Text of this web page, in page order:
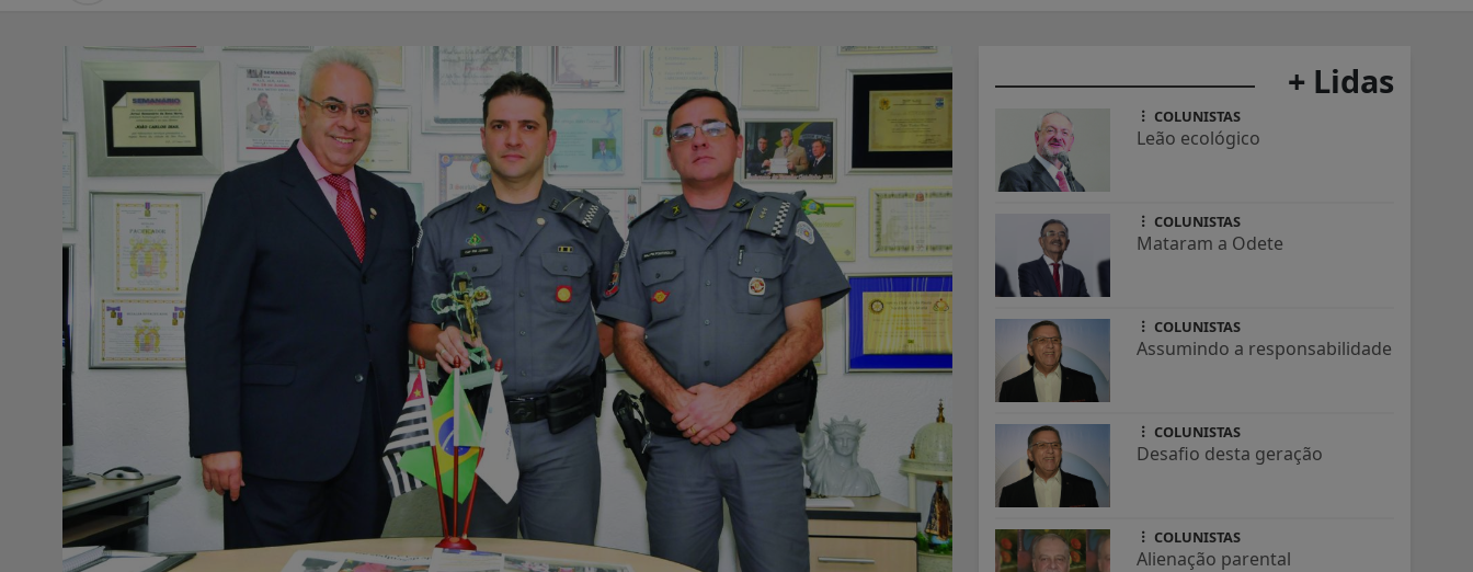
+ Lidas
COLUNISTAS
Leão ecológico
COLUNISTAS
Mataram a Odete
COLUNISTAS
Assumindo a responsabilidade
COLUNISTAS
Desafio desta geração
COLUNISTAS
Alienação parental